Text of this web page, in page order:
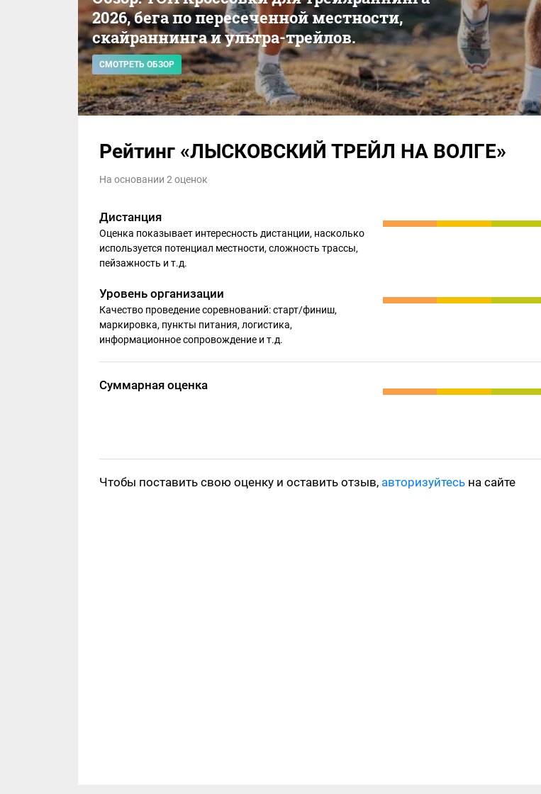
2026, бега по пересеченной местности,
скайраннинга и ультра-трейлов.
СМОТРЕТЬ ОБЗОР
Рейтинг «ЛЫСКОВСКИЙ ТРЕЙЛ НА ВОЛГЕ»
На основании 2 оценок
Дистанция
Оценка показывает интересность дистанции, насколько
используется потенциал местности, сложность трассы,
пейзажность и т.д.
Уровень организации
Качество проведение соревнований: старт/финиш,
маркировка, пункты питания, логистика,
информационное сопровождение и т.д.
Суммарная оценка
Чтобы поставить свою оценку и оставить отзыв, авторизуйтесь на сайте